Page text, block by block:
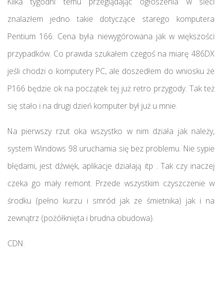
znalazłem jedno takie dotyczące starego komputera
Pentium 166. Cena była niewygórowana jak w większości
przypadków. Co prawda szukałem czegoś na miarę 486DX
jeśli chodzi o komputery PC, ale doszedłem do wniosku że
P166 będzie ok na początek tej już retro przygody. Tak też
się stało i na drugi dzień komputer był już u mnie.
Na pierwszy rzut oka wszystko w nim działa jak należy,
system Windows 98 uruchamia się bez problemu. Nie sypie
błędami, jest dźwięk, aplikacje działają itp . Tak czy inaczej
czeka go mały remont. Przede wszystkim czyszczenie w
środku (pełno kurzu i smród jak ze śmietnika) jak i na
zewnątrz (pożółknięta i brudna obudowa).
CDN.